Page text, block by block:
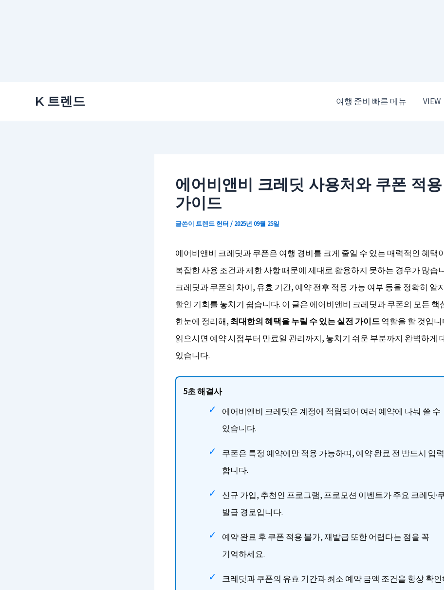
K 트렌드 여행 준비 빠른 메뉴 VIEW
에어비앤비 크레딧 사용처와 쿠폰 적
가이드
글쓴이 트렌드 헌터 / 2025년 09월 25일
에어비앤비 크레딧과 쿠폰은 여행 경비를 크게 줄일 수 있는 매력적인 혜택
복잡한 사용 조건과 제한 사항 때문에 제대로 활용하지 못하는 경우가 많습
크레딧과 쿠폰의 차이, 유효 기간, 예약 전후 적용 가능 여부 등을 정확히 알
할인 기회를 놓치기 쉽습니다. 이 글은 에어비앤비 크레딧과 쿠폰의 모든 핵
한눈에 정리해, 최대한의 혜택을 누릴 수 있는 실전 가이드역할을 할 것입니
읽으시면 예약 시점부터 만료일 관리까지, 놓치기 쉬운 부분까지 완벽하게
있습니다.
5초 해결사
에어비앤비 크레딧은 계정에 적립되어 여러 예약에 나눠 쓸 수
있습니다.
쿠폰은 특정 예약에만 적용 가능하며, 예약 완료 전 반드시 입
합니다.
신규 가입, 추천인 프로그램, 프로모션 이벤트가 주요 크레딧·
발급 경로입니다.
예약 완료 후 쿠폰 적용 불가, 재발급 또한 어렵다는 점을 꼭
기억하세요.
크레딧과 쿠폰의 유효 기간과 최소 예약 금액 조건을 항상 확인